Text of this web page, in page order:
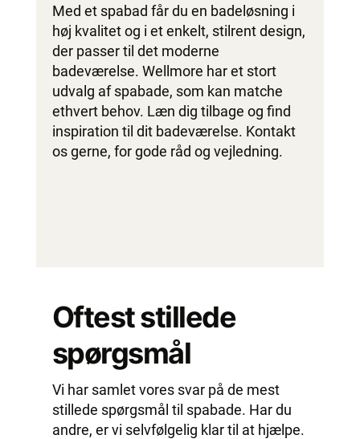
Med et spabad får du en badeløsning i
høj kvalitet og i et enkelt, stilrent design,
der passer til det moderne
badeværelse. Wellmore har et stort
udvalg af spabade, som kan matche
ethvert behov. Læn dig tilbage og find
inspiration til dit badeværelse. Kontakt
os gerne, for gode råd og vejledning.
Oftest stillede
spørgsmål
Vi har samlet vores svar på de mest
stillede spørgsmål til spabade. Har du
andre, er vi selvfølgelig klar til at hjælpe.